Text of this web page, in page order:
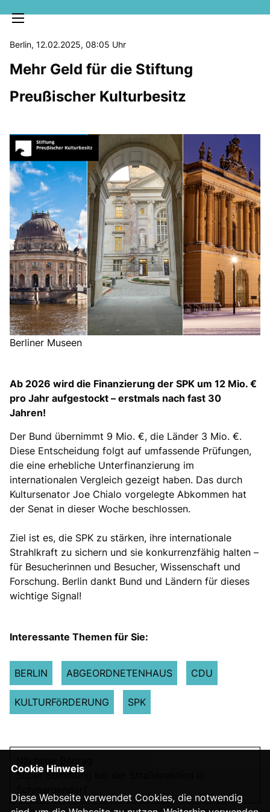
MELDUNGEN
SOZIALE MEDIEN
KLARTEXT
Berlin, 12.02.2025, 08:05 Uhr
Mehr Geld für die Stiftung
Preußischer Kulturbesitz
Ab 2026 wird die Finanzierung der SPK um 12 Mio.
pro Jahr aufgestockt – erstmals nach fast 30
Jahren!
Der Bund übernimmt 9 Mio. €, die Länder 3 Mio. €.
Diese Entscheidung folgt auf umfassende Prüfungen,
die eine erhebliche Unterfinanzierung im
internationalen Vergleich gezeigt haben. Das durch
Kultursenator Joe Chialo vorgelegte Abkommen hat
der Senat in dieser Woche beschlossen.
Ziel ist es, die SPK zu stärken, ihre internationale
Strahlkraft zu sichern und sie konkurrenzfähig halten –
für Besucherinnen und Besucher, Wissenschaft und
Forschung. Berlin dankt Bund und Ländern für dieses
wichtige Signal!
Interessante Themen für Sie:
BERLIN ABGEORDNETENHAUS CDU
KULTURFöRDERUNG SPK
Super Stimmung bei der Straßenaktion in
Berliner Museen
Cookie Hinweis
Diese Webseite verwendet Cookies, die notwendig